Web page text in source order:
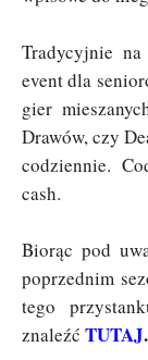
Tradycyjnie
event dla
gier
Drawów, czy
codziennie.
cash.
Biorąc pod
poprzednim
tego
znaleźć TUTAJ.